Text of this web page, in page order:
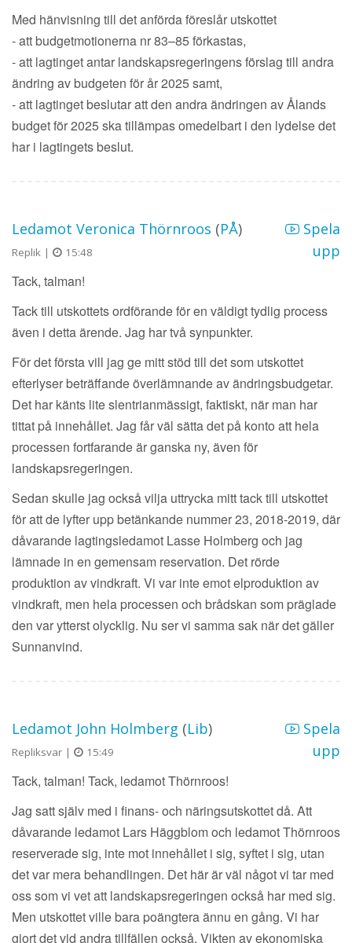
Med hänvisning till det anförda föreslår utskottet
- att budgetmotionerna nr 83–85 förkastas,
- att lagtinget antar landskapsregeringens förslag till andra
ändring av budgeten för år 2025 samt,
- att lagtinget beslutar att den andra ändringen av Ålands
budget för 2025 ska tillämpas omedelbart i den lydelse det
har i lagtingets beslut.
Ledamot Veronica Thörnroos (PÅ)
Replik | 15:48
Spela
upp
Tack, talman!
Tack till utskottets ordförande för en väldigt tydlig process
även i detta ärende. Jag har två synpunkter.
För det första vill jag ge mitt stöd till det som utskottet
efterlyser beträffande överlämnande av ändringsbudgetar.
Det har känts lite slentrianmässigt, faktiskt, när man har
tittat på innehållet. Jag får väl sätta det på konto att hela
processen fortfarande är ganska ny, även för
landskapsregeringen.
Sedan skulle jag också vilja uttrycka mitt tack till utskottet
för att de lyfter upp betänkande nummer 23, 2018-2019, där
dåvarande lagtingsledamot Lasse Holmberg och jag
lämnade in en gemensam reservation. Det rörde
produktion av vindkraft. Vi var inte emot elproduktion av
vindkraft, men hela processen och brådskan som präglade
den var ytterst olycklig. Nu ser vi samma sak när det gäller
Sunnanvind.
Ledamot John Holmberg (Lib)
Repliksvar | 15:49
Spela
upp
Tack, talman! Tack, ledamot Thörnroos!
Jag satt själv med i finans- och näringsutskottet då. Att
dåvarande ledamot Lars Häggblom och ledamot Thörnroos
reserverade sig, inte mot innehållet i sig, syftet i sig, utan
det var mera behandlingen. Det här är väl något vi tar med
oss som vi vet att landskapsregeringen också har med sig.
Men utskottet ville bara poängtera ännu en gång. Vi har
gjort det vid andra tillfällen också. Vikten av ekonomiska